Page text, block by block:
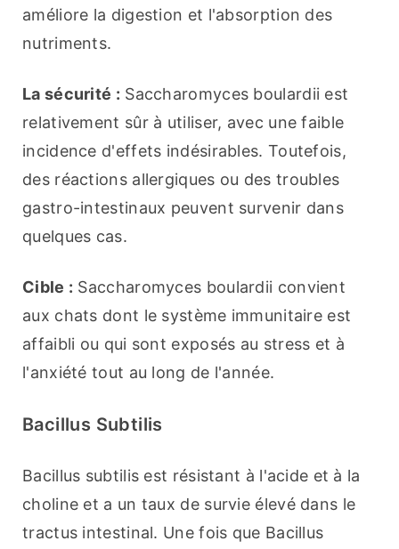
améliore la digestion et l'absorption des
nutriments.
La sécurité : Saccharomyces boulardii est
relativement sûr à utiliser, avec une faible
incidence d'effets indésirables. Toutefois,
des réactions allergiques ou des troubles
gastro-intestinaux peuvent survenir dans
quelques cas.
Cible : Saccharomyces boulardii convient
aux chats dont le système immunitaire est
affaibli ou qui sont exposés au stress et à
l'anxiété tout au long de l'année.
Bacillus Subtilis
Bacillus subtilis est résistant à l'acide et à la
choline et a un taux de survie élevé dans le
tractus intestinal. Une fois que Bacillus